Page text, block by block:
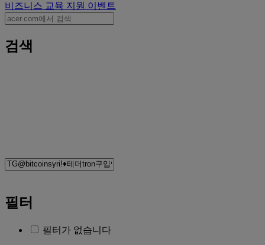
비즈니스 교육 지원 이벤트
검색
필터
필터가 없습니다